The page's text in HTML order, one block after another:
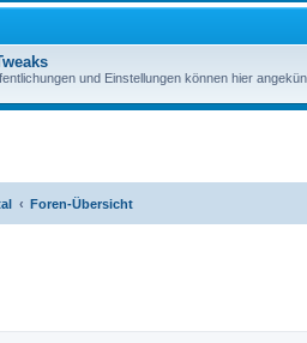
und Einstellungen können hier
Foren-Übersicht